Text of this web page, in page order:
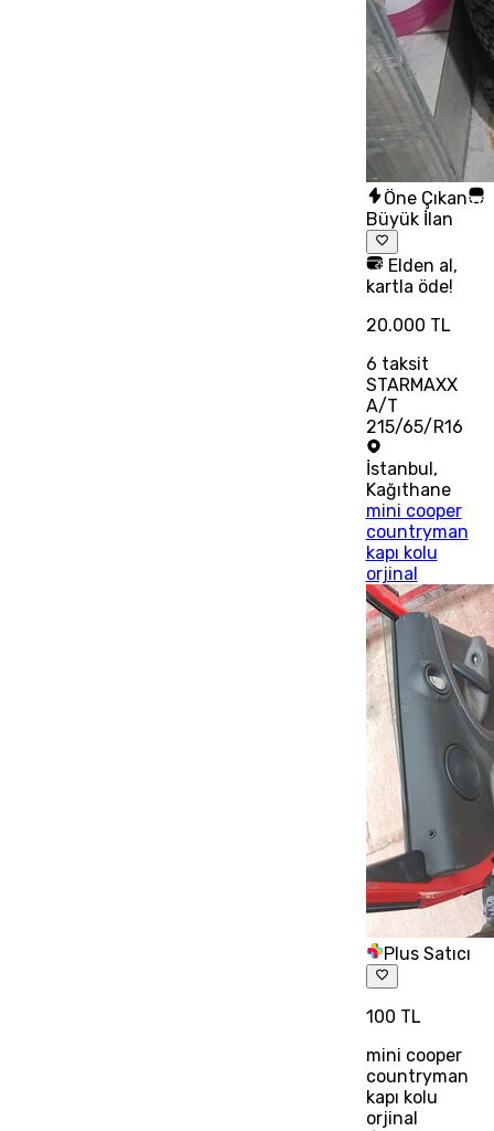
Öne Çıkan
Büyük İlan
Elden al,
kartla öde!
20.000 TL
6 taksit
STARMAXX
A/T
215/65/R16
İstanbul,
Kağıthane
mini cooper
countryman
kapı kolu
orjinal
Plus Satıcı
100 TL
mini cooper
countryman
kapı kolu
orjinal